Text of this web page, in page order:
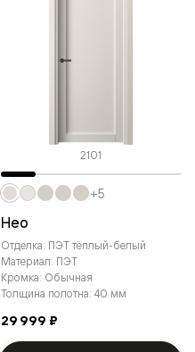
2101
Нео
Отделка: ПЭТ тёплый-белый
Материал: ПЭТ
Кромка: Обычная
Толщина полотна: 40 мм
29 999 ₽
+5